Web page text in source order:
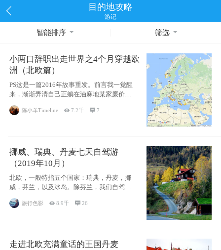
目的地攻略
游记
智能排序 筛选
小两口辞职出走世界之4个月穿越欧
洲（北欧篇）
PS这是一篇2016年故事重发。前言我一觉醒
来，渐渐弄清自己正躺在油麻地某家廉价宾
馆
陈小羊Timeline 7.2千 7
挪威、瑞典、丹麦七天自驾游
（2019年10月）
北欧，一般特指五个国家：瑞典，丹麦，挪
威，芬兰，以及冰岛。除芬兰，我们自驾游
旅行色影 8.9千 26
走进北欧充满童话的王国丹麦